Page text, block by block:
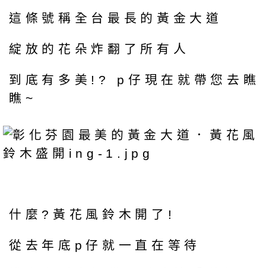
這條號稱全台最長的黃金大道
綻放的花朵炸翻了所有人
到底有多美!? p仔現在就帶您去瞧
瞧~
什麼?黃花風鈴木開了!
從去年底p仔就一直在等待